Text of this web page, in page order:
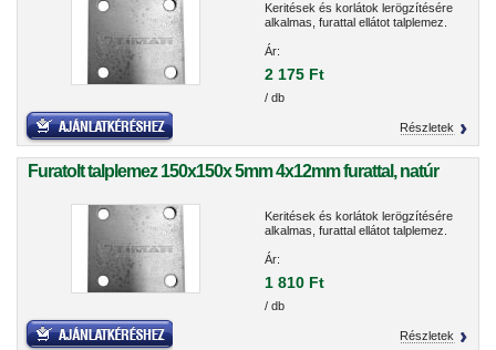
Keritések és korlátok lerögzítésére
alkalmas, furattal ellátot talplemez.
Ár:
2 175 Ft
/ db
Részletek
Furatolt talplemez 150x150x 5mm 4x12mm furattal, natúr
Keritések és korlátok lerögzítésére
alkalmas, furattal ellátot talplemez.
Ár:
1 810 Ft
/ db
Részletek